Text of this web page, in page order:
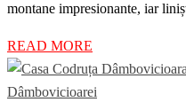
montane impresionante, iar
READ MORE